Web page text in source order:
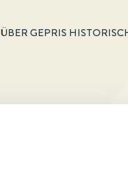
ÜBER GEPRIS